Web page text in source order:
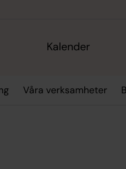
Kalender
Våra verksamheter